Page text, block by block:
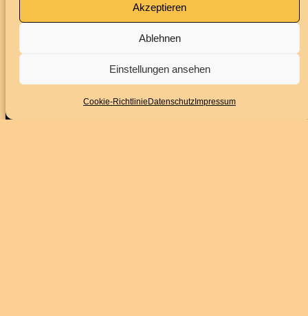
Akzeptieren
Ablehnen
Einstellungen ansehen
Cookie-Richtlinie Datenschutz Impressum
Impressum
Datenschutz
BARRIEREFREIHEITSERKLÄRUNG